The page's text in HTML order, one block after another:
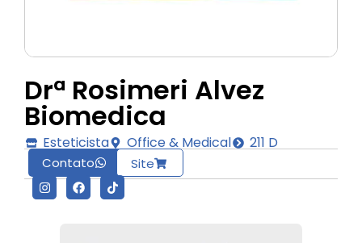
Esteticista Office & Medical 211 D
Contato Site
Drª Rosimeri Alvez
Biomedica